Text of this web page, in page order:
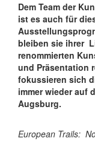
Dem Team der
ist es auch für
bleiben sie ihrer
renommierten
und Präsentation
fokussieren sich
immer wieder auf
Augsburg.
European Trails: